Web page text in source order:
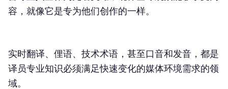
容，就像它是专为他们创作的一样。
实时翻译、俚语、技术术语，甚至口音和发音，都是
译员专业知识必须满足快速变化的媒体环境需求的领
域。